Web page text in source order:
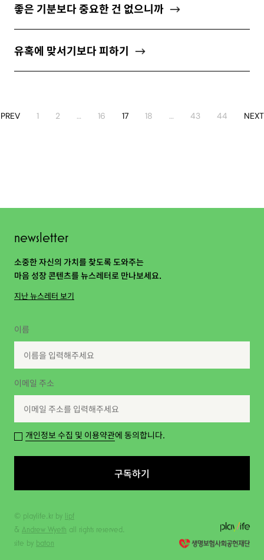
좋은 기분보다 중요한 건 없으니까
유혹에 맞서기보다 피하기
PREV 1 2 … 16 17 18 … 43 44 NEXT
newsletter
소중한 자신의 가치를 찾도록 도와주는
마음 성장 콘텐츠를 뉴스레터로 만나보세요.
지난 뉴스레터 보기
이름
이메일 주소
개인정보 수집 및 이용약관에 동의합니다.
구독하기
© playlife.kr by lipf
& Andrew Wyeth all rights reserved.
site by baton